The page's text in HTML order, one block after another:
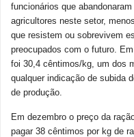
funcionários que
agricultores neste setor,
que resistem ou sobrevivem
preocupados com o futuro.
foi 30,4 cêntimos/kg, um dos
qualquer indicação de subida
de produção.
Em dezembro o preço da
pagar 38 cêntimos por kg de